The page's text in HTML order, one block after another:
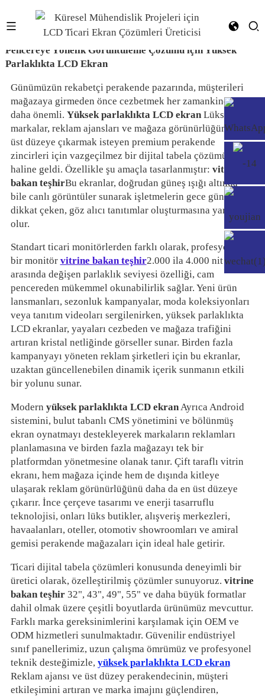
Pencereye Yönelik Görüntüleme Çözümü için Yüksek
Parlaklıkta LCD Ekran
Günümüzün rekabetçi perakende pazarında, müşterileri
mağazaya girmeden önce cezbetmek her zamankinden
daha önemli. Yüksek parlaklıkta LCD ekranLüks
markalar, reklam ajansları ve mağaza görünürlüğünü en
üst düzeye çıkarmak isteyen premium perakende
zincirleri için vazgeçilmez bir dijital tabela çözümü
haline geldi. Özellikle şu amaçla tasarlanmıştır: vitrine
bakan teşhirBu ekranlar, doğrudan güneş ışığı altında
bile canlı görüntüler sunarak işletmelerin gece gündüz
dikkat çeken, göz alıcı tanıtımlar oluşturmasına yardımcı
olur.
Standart ticari monitörlerden farklı olarak, profesyonel
bir monitör vitrine bakan teşhir2.000 ila 4.000 nit
arasında değişen parlaklık seviyesi özelliği, cam
pencereden mükemmel okunabilirlik sağlar. Yeni ürün
lansmanları, sezonluk kampanyalar, moda koleksiyonları
veya tanıtım videoları sergilenirken, yüksek parlaklıkta
LCD ekranlar, yayaları cezbeden ve mağaza trafiğini
artıran kristal netliğinde görseller sunar. Birden fazla
kampanyayı yöneten reklam şirketleri için bu ekranlar,
uzaktan güncellenebilen dinamik içerik sunmanın etkili
bir yolunu sunar.
Modern yüksek parlaklıkta LCD ekranAyrıca Android
sistemini, bulut tabanlı CMS yönetimini ve bölünmüş
ekran oynatmayı destekleyerek markaların reklamları
planlamasına ve birden fazla mağazayı tek bir
platformdan yönetmesine olanak tanır. Çift taraflı vitrin
ekranı, hem mağaza içinde hem de dışında kitleye
ulaşarak reklam görünürlüğünü daha da en üst düzeye
çıkarır. İnce çerçeve tasarımı ve enerji tasarruflu
teknolojisi, onları lüks butikler, alışveriş merkezleri,
havaalanları, oteller, otomotiv showroomları ve amiral
gemisi perakende mağazaları için ideal hale getirir.
Ticari dijital tabela çözümleri konusunda deneyimli bir
üretici olarak, özelleştirilmiş çözümler sunuyoruz. vitrine
bakan teşhir32", 43", 49", 55" ve daha büyük formatlar
dahil olmak üzere çeşitli boyutlarda ürünümüz mevcuttur.
Farklı marka gereksinimlerini karşılamak için OEM ve
ODM hizmetleri sunulmaktadır. Güvenilir endüstriyel
sınıf panellerimiz, uzun çalışma ömrümüz ve profesyonel
teknik desteğimizle, yüksek parlaklıkta LCD ekran
Reklam ajansı ve üst düzey perakendecinin, müşteri
etkileşimini artıran ve marka imajını güçlendiren,